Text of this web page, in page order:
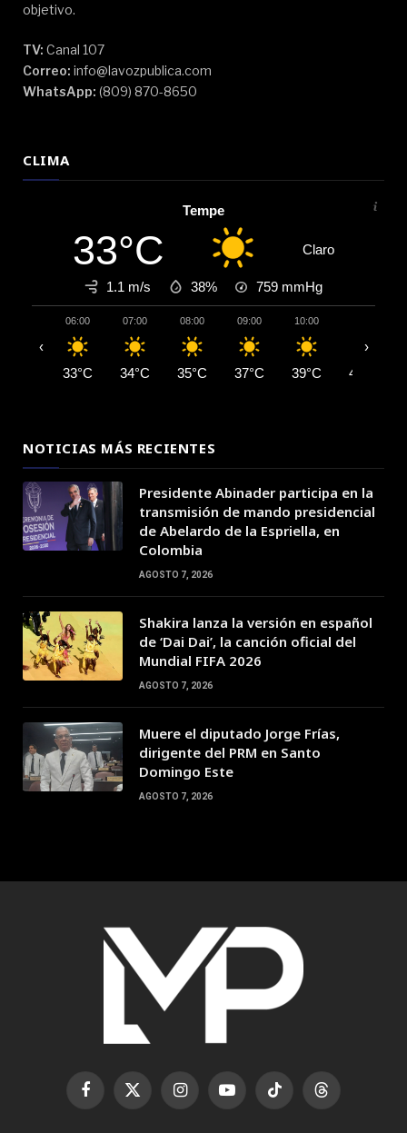
objetivo.
TV: Canal 107
Correo: info@lavozpublica.com
WhatsApp: (809) 870-8650
CLIMA
Tempe
33°C Claro
1.1 m/s 38% 759 mmHg
06:00
33°C
07:00
34°C
08:00
35°C
09:00
37°C
10:00
39°C 41°C
‹ ›
NOTICIAS MÁS RECIENTES
Presidente Abinader participa en la
transmisión de mando presidencial
de Abelardo de la Espriella, en
Colombia
AGOSTO 7, 2026
Shakira lanza la versión en español
de ‘Dai Dai’, la canción oficial del
Mundial FIFA 2026
AGOSTO 7, 2026
Muere el diputado Jorge Frías,
dirigente del PRM en Santo
Domingo Este
AGOSTO 7, 2026
Facebook
X
InstagramYouTubeTikTok Threads